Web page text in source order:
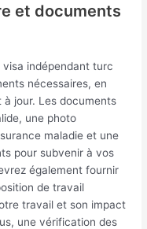
et documents
indépendant turc
nécessaires, en
jour. Les documents
une photo
maladie et une
pour subvenir à vos
également fournir
de travail
travail et son impact
une vérification des